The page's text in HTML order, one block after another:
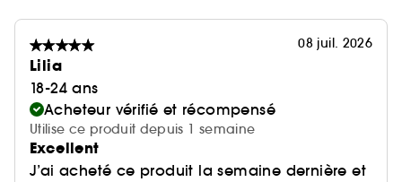
08 juil. 2026
Lilia
18-24 ans
Acheteur vérifié et récompensé
Utilise ce produit depuis 1 semaine
Excellent
J’ai acheté ce produit la semaine dernière et